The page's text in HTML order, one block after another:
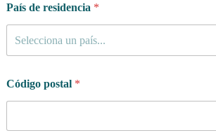
País de residencia *
Selecciona un país...
Código postal *